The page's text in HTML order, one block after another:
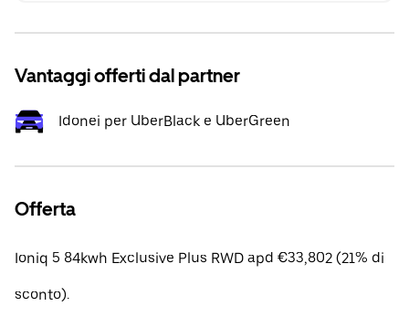
Vantaggi offerti dal partner
Idonei per UberBlack e UberGreen
Offerta
Ioniq 5 84kwh Exclusive Plus RWD apd €33,802 (21% di
sconto).